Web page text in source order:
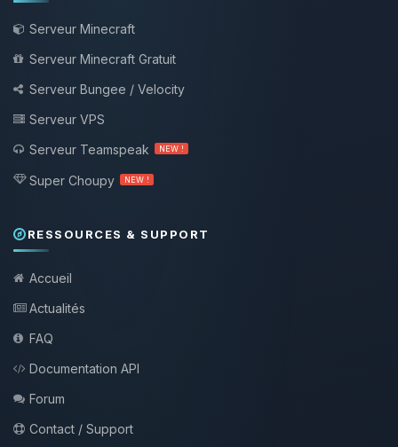
Serveur Minecraft
Serveur Minecraft Gratuit
Serveur Bungee / Velocity
Serveur VPS
Serveur Teamspeak
NEW !
Super Choupy NEW !
RESSOURCES & SUPPORT
Accueil
Actualités
FAQ
Documentation API
Forum
Contact / Support